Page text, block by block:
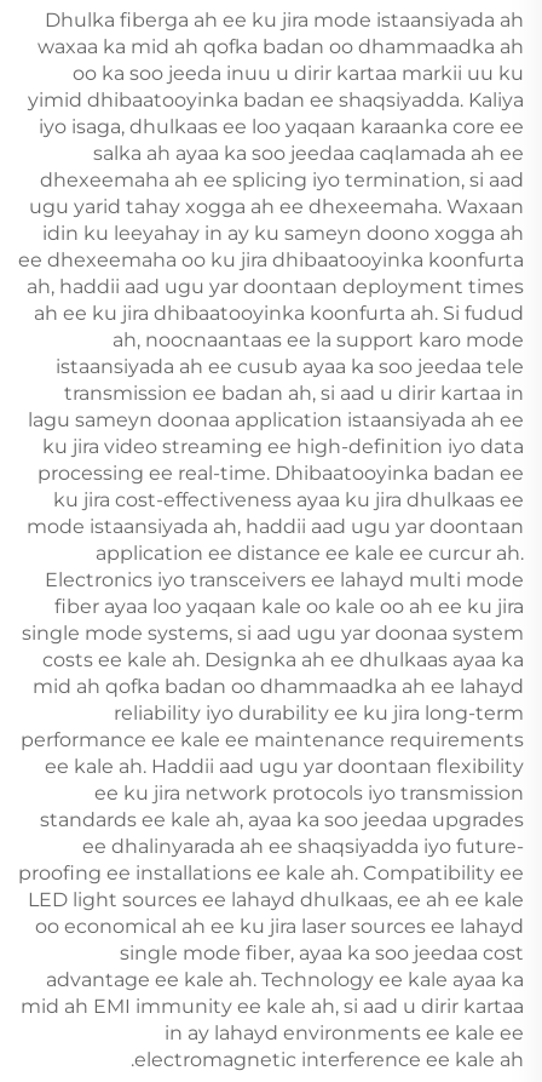
Dhulka fiberga ah ee ku jira mode istaansiyada ah
waxaa ka mid ah qofka badan oo dhammaadka ah
oo ka soo jeeda inuu u dirir kartaa markii uu ku
yimid dhibaatooyinka badan ee shaqsiyadda. Kaliya
iyo isaga, dhulkaas ee loo yaqaan karaanka core ee
salka ah ayaa ka soo jeedaa caqlamada ah ee
dhexeemaha ah ee splicing iyo termination, si aad
ugu yarid tahay xogga ah ee dhexeemaha. Waxaan
idin ku leeyahay in ay ku sameyn doono xogga ah
ee dhexeemaha oo ku jira dhibaatooyinka koonfurta
ah, haddii aad ugu yar doontaan deployment times
ah ee ku jira dhibaatooyinka koonfurta ah. Si fudud
ah, noocnaantaas ee la support karo mode
istaansiyada ah ee cusub ayaa ka soo jeedaa tele
transmission ee badan ah, si aad u dirir kartaa in
lagu sameyn doonaa application istaansiyada ah ee
ku jira video streaming ee high-definition iyo data
processing ee real-time. Dhibaatooyinka badan ee
ku jira cost-effectiveness ayaa ku jira dhulkaas ee
mode istaansiyada ah, haddii aad ugu yar doontaan
application ee distance ee kale ee curcur ah.
Electronics iyo transceivers ee lahayd multi mode
fiber ayaa loo yaqaan kale oo kale oo ah ee ku jira
single mode systems, si aad ugu yar doonaa system
costs ee kale ah. Designka ah ee dhulkaas ayaa ka
mid ah qofka badan oo dhammaadka ah ee lahayd
reliability iyo durability ee ku jira long-term
performance ee kale ee maintenance requirements
ee kale ah. Haddii aad ugu yar doontaan flexibility
ee ku jira network protocols iyo transmission
standards ee kale ah, ayaa ka soo jeedaa upgrades
ee dhalinyarada ah ee shaqsiyadda iyo future-
proofing ee installations ee kale ah. Compatibility ee
LED light sources ee lahayd dhulkaas, ee ah ee kale
oo economical ah ee ku jira laser sources ee lahayd
single mode fiber, ayaa ka soo jeedaa cost
advantage ee kale ah. Technology ee kale ayaa ka
mid ah EMI immunity ee kale ah, si aad u dirir kartaa
in ay lahayd environments ee kale ee
electromagnetic interference ee kale ah.